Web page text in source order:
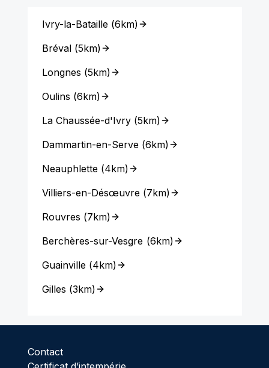
Ivry-la-Bataille(6km)
Bréval(5km)
Longnes (5km)
Oulins (6km)
La Chaussée-d'Ivry(5km)
Dammartin-en-Serve(6km)
Neauphlette(4km)
Villiers-en-Désœuvre(7km)
Rouvres (7km)
Berchères-sur-Vesgre (6km)
Guainville(4km)
Gilles (3km)
Contact